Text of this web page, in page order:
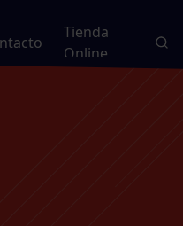
Tienda
Online